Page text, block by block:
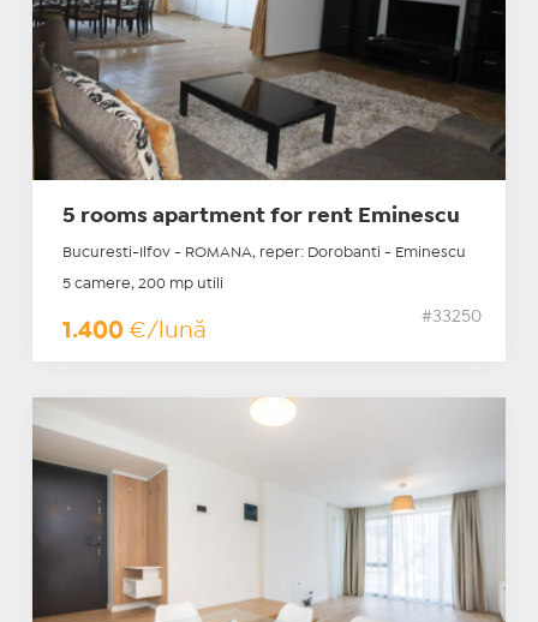
5 rooms apartment for rent Eminescu
Bucuresti-Ilfov - ROMANA, reper: Dorobanti - Eminescu
5 camere, 200 mp utili
1.400 €/lună
#33250